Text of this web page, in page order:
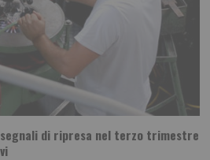
di ripresa nel terzo trimestre